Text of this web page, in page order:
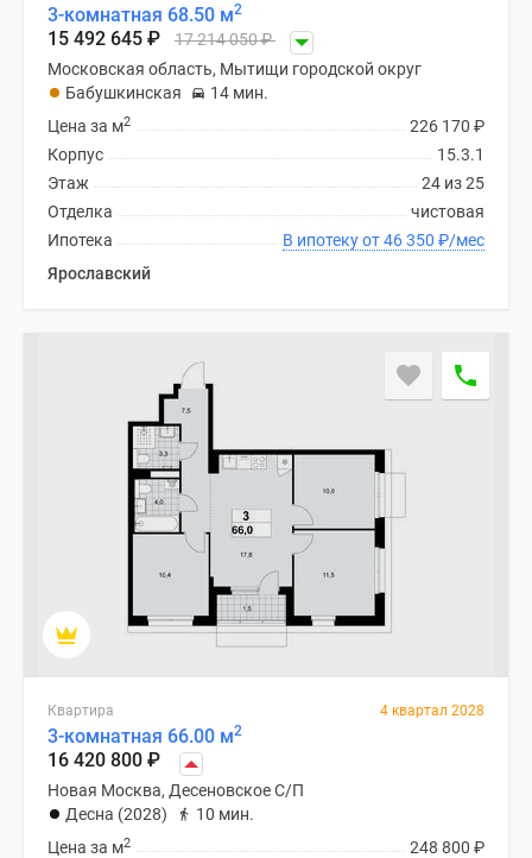
3-комнатная 68.50 м2
15 492 645 ₽ 17 214 050₽
Московская область, Мытищи городской округ
Бабушкинская
14 мин.
226 170 ₽
Цена за м2
15.3.1
Корпус
24 из 25
Этаж
чистовая
Отделка
В ипотеку от 46 350 ₽/мес
Ипотека
Ярославский
Квартира 4 квартал 2028
3-комнатная 66.00 м2
16 420 800 ₽
Новая Москва, Десеновское С/П
Десна (2028)
10 мин.
248 800 ₽
Цена за м2